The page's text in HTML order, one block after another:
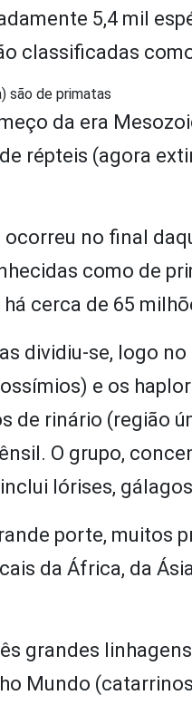
5,4 mil
classificadas
são de primatas
da era
répteis (agora
no final
como de
cerca de 65
dividiu-se, logo
e os
de rinário (região
O grupo,
lórises,
porte, muitos
da África, da
grandes
Mundo